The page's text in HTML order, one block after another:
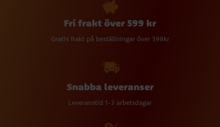
Fri frakt över 599 kr
Gratis frakt på beställningar över 599kr
Snabba leveranser
Leveranstid 1-3 arbetsdagar